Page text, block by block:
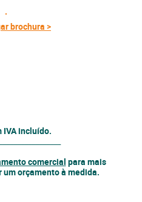
brochura >
IVA incluído.
comercial para mais
orçamento à medida.